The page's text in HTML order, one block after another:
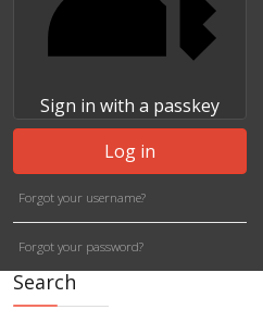
Sign in with a passkey
Log in
Forgot your username?
Forgot your password?
Search